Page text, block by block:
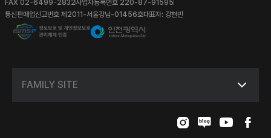
FAX 02-6499-2832사업자등록번호 220-87-91595
통신판매업신고번호 제2011-서울강남-01456호대표자: 강현빈